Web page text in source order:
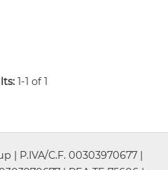
1-1 of 1
P.IVA/C.F. 00303970677 |